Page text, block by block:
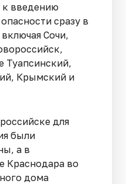
к введению
сразу в
Сочи,
Туапсинский,
Крымский и
для
были
а в
Краснодара во
дома